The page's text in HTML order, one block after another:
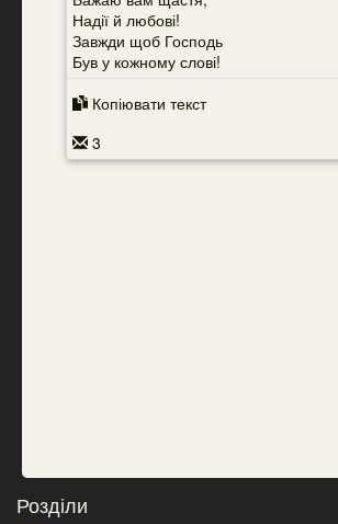
Надії й любові!
Завжди щоб Господь
Був у кожному слові!
Копіювати текст
3
Розділи